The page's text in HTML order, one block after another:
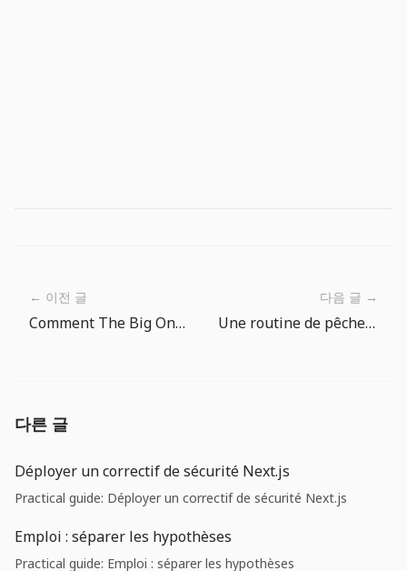
← 이전 글
Comment The Big One rend plus de 150 poissons lisibles dans l’Encyclopédie des Poissons
다음 글 →
Une routine de pêche quotidienne pour The Big One
다른 글
Déployer un correctif de sécurité Next.js
Practical guide: Déployer un correctif de sécurité Next.js
Emploi : séparer les hypothèses
Practical guide: Emploi : séparer les hypothèses